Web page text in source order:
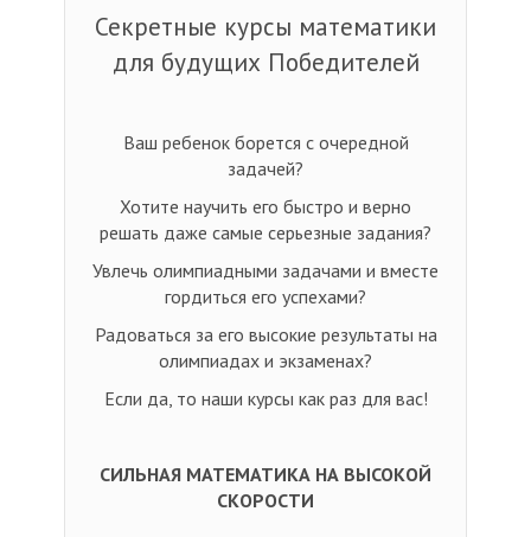
Секретные курсы математики
для будущих Победителей
Ваш ребенок борется с очередной
задачей?
Хотите научить его быстро и верно
решать даже самые серьезные задания?
Увлечь олимпиадными задачами и вместе
гордиться его успехами?
Радоваться за его высокие результаты на
олимпиадах и экзаменах?
Если да, то наши курсы как раз для вас!
СИЛЬНАЯ МАТЕМАТИКА НА ВЫСОКОЙ
СКОРОСТИ